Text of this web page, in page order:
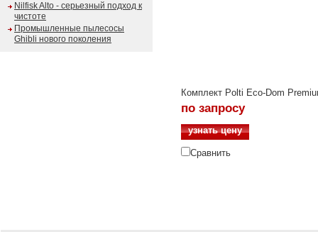
Nilfisk Alto - серьезный подход к
чистоте
Промышленные пылесосы
Ghibli нового поколения
Комплект Polti Eco-Dom
по запросу
узнать цену
Сравнить